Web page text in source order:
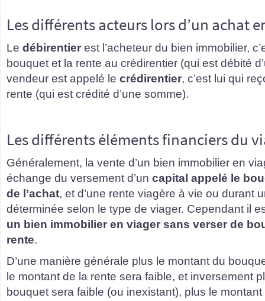
Les différents acteurs lors d’un achat
Le débirentier est l’acheteur du bien immobilier,
bouquet et la rente au crédirentier (qui est débité
vendeur est appelé le crédirentier, c’est lui qui
rente (qui est crédité d’une somme).
Les différents éléments financiers du
Généralement, la vente d’un bien immobilier en
échange du versement d’un capital appelé le
de l’achat, et d’une rente viagère à vie ou durant
déterminée selon le type de viager. Cependant il
un bien immobilier en viager sans verser de
rente.
D’une manière générale plus le montant du
le montant de la rente sera faible, et inversement
bouquet sera faible (ou inexistant), plus le